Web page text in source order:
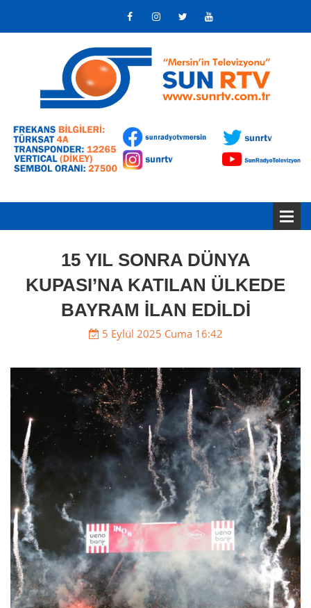
15 YIL SONRA DÜNYA
KUPASI’NA KATILAN ÜLKEDE
BAYRAM İLAN EDİLDİ
5 Eylül 2025 Cuma 16:42